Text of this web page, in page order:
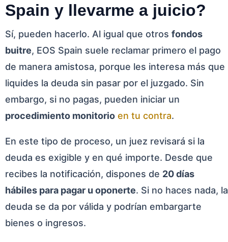
Spain y llevarme a juicio?
Sí, pueden hacerlo. Al igual que otros fondos
buitre, EOS Spain suele reclamar primero el pago
de manera amistosa, porque les interesa más que
liquides la deuda sin pasar por el juzgado. Sin
embargo, si no pagas, pueden iniciar un
procedimiento monitorio en tu contra.
En este tipo de proceso, un juez revisará si la
deuda es exigible y en qué importe. Desde que
recibes la notificación, dispones de 20 días
hábiles para pagar u oponerte. Si no haces nada, la
deuda se da por válida y podrían embargarte
bienes o ingresos.